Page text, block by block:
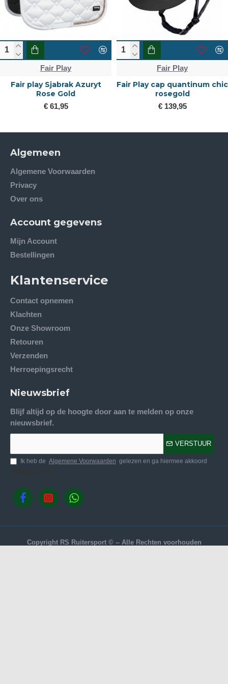
Fair Play
Fair play Sjabrak Azuryt
Rose Gold
€ 61,95
Fair Play
Fair Play cap quantinum chic
rosegold
€ 139,95
Algemeen
Algemene Voorwaarden
Privacy
Over ons
Account gegevens
Mijn Account
Bestellingen
Klantenservice
Contact opnemen
Klachten
Onze Showroom
Retouren
Verzenden
Herroepingsrecht
Nieuwsbrief
Blijf altijd op de hoogte door aan te melden op onze
nieuwsbrief.
VERSTUUR
Ik heb de Algemene Voorwaarden gelezen en ga hiermee akkoord
Copyright RS Ruitersport © -- Alle Rechten voorhouden